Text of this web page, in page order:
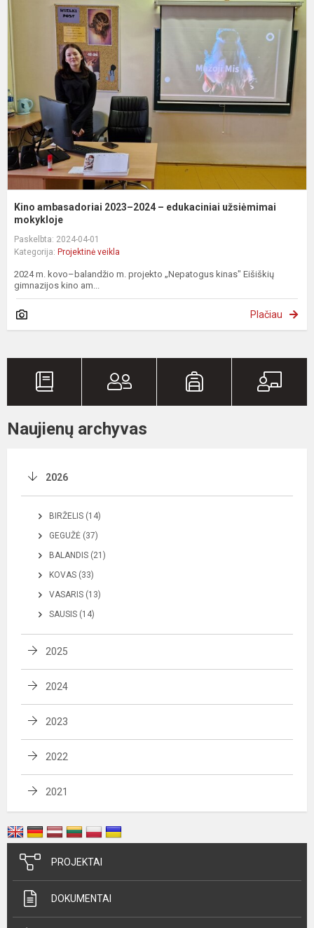
Kino ambasadoriai 2023–2024 – edukaciniai užsiėmimai
mokykloje
Paskelbta: 2024-04-01
Kategorija: Projektinė veikla
2024 m. kovo–balandžio m. projekto „Nepatogus kinas" Eišiškių
gimnazijos kino am...
Plačiau
Naujienų archyvas
2026
BIRŽELIS (14)
GEGUŽĖ (37)
BALANDIS (21)
KOVAS (33)
VASARIS (13)
SAUSIS (14)
2025
2024
2023
2022
2021
PROJEKTAI
DOKUMENTAI